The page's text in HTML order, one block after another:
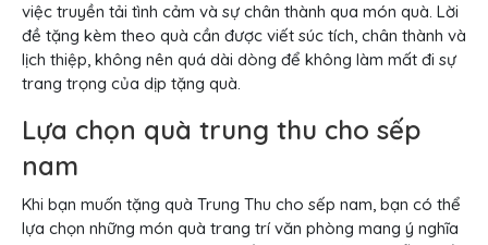
việc truyền tải tình cảm và sự chân thành qua món quà. Lời
đề tặng kèm theo quà cần được viết súc tích, chân thành và
lịch thiệp, không nên quá dài dòng để không làm mất đi sự
trang trọng của dịp tặng quà.
Lựa chọn quà trung thu cho sếp
nam
Khi bạn muốn tặng quà Trung Thu cho sếp nam, bạn có thể
lựa chọn những món quà trang trí văn phòng mang ý nghĩa